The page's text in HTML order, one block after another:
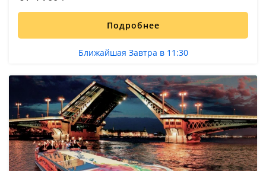
Подробнее
Ближайшая Завтра в 11:30